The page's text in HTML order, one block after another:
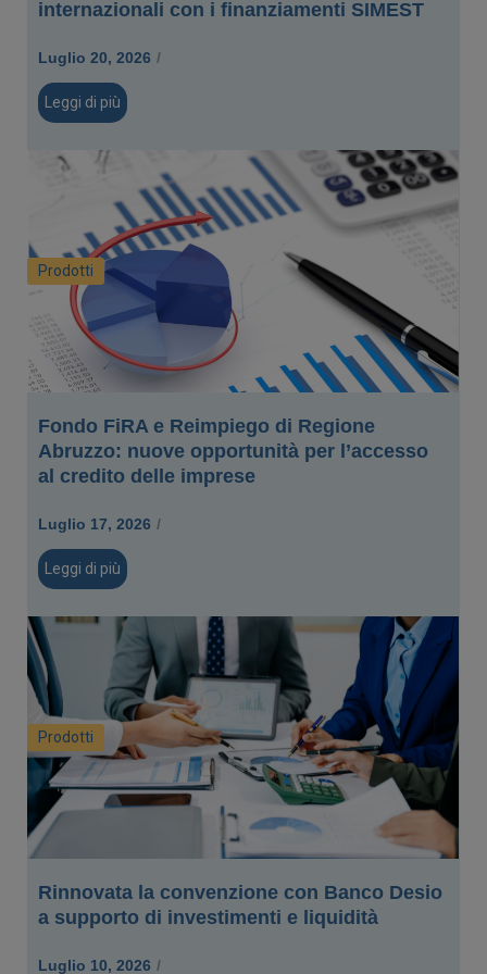
internazionali con i finanziamenti SIMEST
Luglio 20, 2026 /
Leggi di più
Prodotti
Fondo FiRA e Reimpiego di Regione
Abruzzo: nuove opportunità per l’accesso
al credito delle imprese
Luglio 17, 2026 /
Leggi di più
Prodotti
Rinnovata la convenzione con Banco Desio
a supporto di investimenti e liquidità
Luglio 10, 2026 /